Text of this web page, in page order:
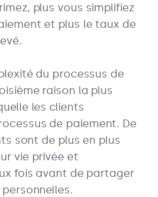
plus vous simplifiez
et plus le taux de
du processus de
raison la plus
les clients
de paiement. De
sont de plus en plus
vie privée et
fois avant de partager